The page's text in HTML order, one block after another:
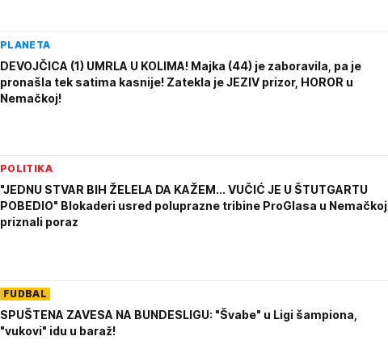
PLANETA
DEVOJČICA (1) UMRLA U KOLIMA! Majka (44) je zaboravila, pa je
pronašla tek satima kasnije! Zatekla je JEZIV prizor, HOROR u
Nemačkoj!
POLITIKA
"JEDNU STVAR BIH ŽELELA DA KAŽEM... VUČIĆ JE U ŠTUTGARTU
POBEDIO" Blokaderi usred poluprazne tribine ProGlasa u Nemačkoj
priznali poraz
FUDBAL
SPUŠTENA ZAVESA NA BUNDESLIGU: "Švabe" u Ligi šampiona,
"vukovi" idu u baraž!